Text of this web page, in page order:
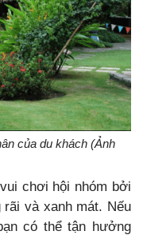
của du khách (Ảnh
chơi hội nhóm bởi
và xanh mát. Nếu
có thể tận hưởng